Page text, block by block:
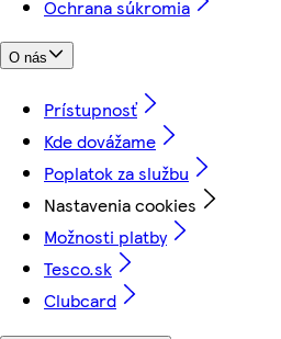
Ochrana súkromia
O nás
Prístupnosť
Kde dovážame
Poplatok za službu
Nastavenia cookies
Možnosti platby
Tesco.sk
Clubcard